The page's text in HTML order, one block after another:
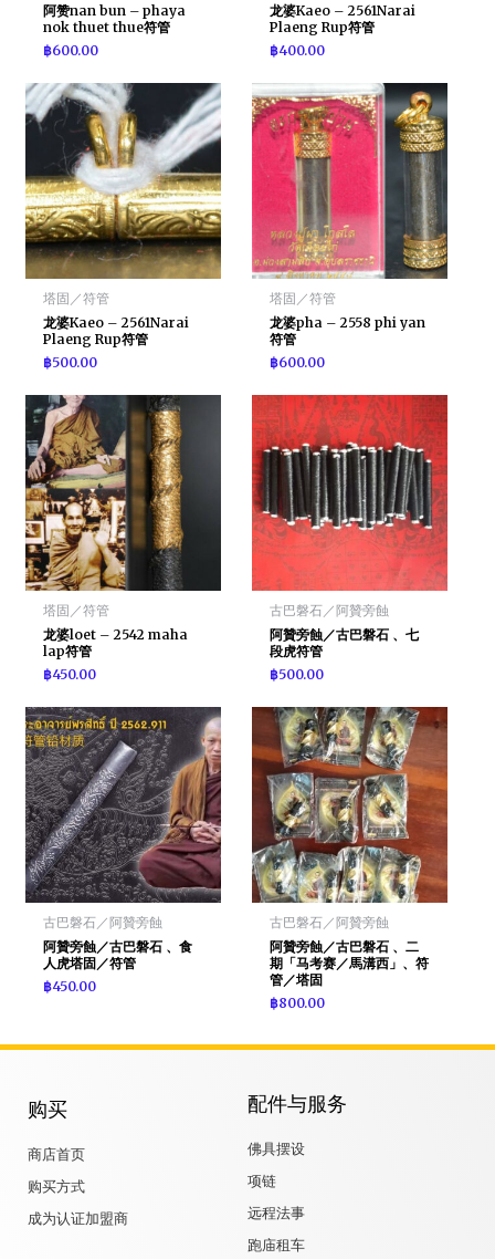
阿赞nan bun – phaya
nok thuet thue符管
฿600.00
龙婆Kaeo – 2561Narai
Plaeng Rup符管
฿400.00
塔固／符管
龙婆Kaeo – 2561Narai
Plaeng Rup符管
฿500.00
塔固／符管
龙婆pha – 2558 phi yan
符管
฿600.00
塔固／符管
龙婆loet – 2542 maha
lap符管
฿450.00
古巴磐石／阿贊旁蝕
阿贊旁蝕／古巴磐石 、七
段虎符管
฿500.00
古巴磐石／阿贊旁蝕
阿贊旁蝕／古巴磐石 、食
人虎塔固／符管
฿450.00
古巴磐石／阿贊旁蝕
阿贊旁蝕／古巴磐石 、二
期「马考赛／馬溝西」、符
管／塔固
฿800.00
购买
商店首页
购买方式
成为认证加盟商
配件与服务
佛具摆设
项链
远程法事
跑庙租车